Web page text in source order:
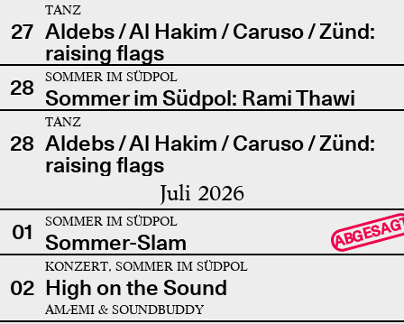
27
TANZ
Aldebs / Al Hakim / Caruso / Zünd:
raising flags
28
SOMMER IM SÜDPOL
Sommer im Südpol: Rami Thawi
28
TANZ
Aldebs / Al Hakim / Caruso / Zünd:
raising flags
Juli 2026
01 SOMMER IM SÜDPOL
Sommer-Slam
02
KONZERT, SOMMER IM SÜDPOL
High on the Sound
AMÆMI & SOUNDBUDDY